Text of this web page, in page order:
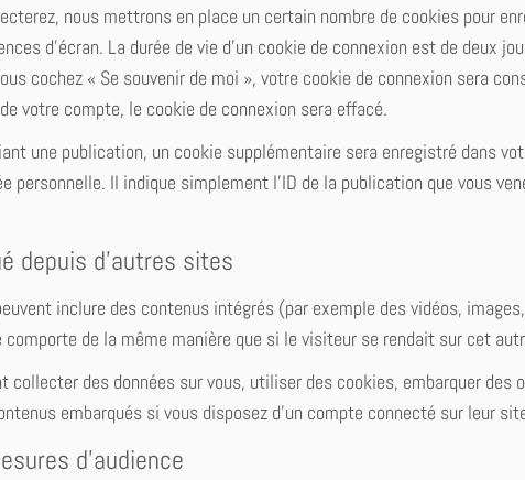
nous mettrons en place un certain nombre de cookies pour
d’écran. La durée de vie d’un cookie de connexion est de deux
cochez « Se souvenir de moi », votre cookie de connexion sera
votre compte, le cookie de connexion sera effacé.
une publication, un cookie supplémentaire sera enregistré dans
personnelle. Il indique simplement l’ID de la publication que vous
depuis d’autres sites
inclure des contenus intégrés (par exemple des vidéos,
comporte de la même manière que si le visiteur se rendait sur cet
collecter des données sur vous, utiliser des cookies, embarquer des
embarqués si vous disposez d’un compte connecté sur leur
d’audience